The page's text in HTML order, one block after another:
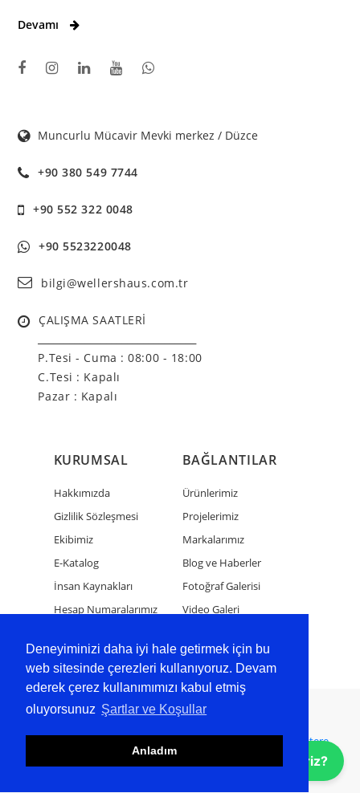
Deneyiminizi daha iyi hale getirmek için bu
web sitesinde çerezleri kullanıyoruz. Devam
ederek çerez kullanımımızı kabul etmiş
oluyorsunuz Şartlar ve Koşullar
Anladım
Devamı
Muncurlu Mücavir Mevki merkez / Düzce
+90 380 549 7744
+90 552 322 0048
+90 5523220048
bilgi@wellershaus.com.tr
ÇALIŞMA SAATLERİ
P.Tesi - Cuma : 08:00 - 18:00
C.Tesi : Kapalı
Pazar : Kapalı
KURUMSAL
Hakkımızda
Gizlilik Sözleşmesi
Ekibimiz
E-Katalog
İnsan Kaynakları
Hesap Numaralarımız
BAĞLANTILAR
Ürünlerimiz
Projelerimiz
Markalarımız
Blog ve Haberler
Fotoğraf Galerisi
Video Galeri
Copyright 2024 Tüm Hakları Saklıdır
Şerit Testere
Bıçakları
Size Nasıl Yardımcı Olabiliriz?